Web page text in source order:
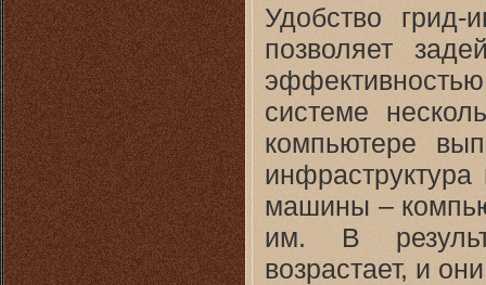
Удобство
позволяет
системе
компьютере
машины –
им. В
возрастает, и